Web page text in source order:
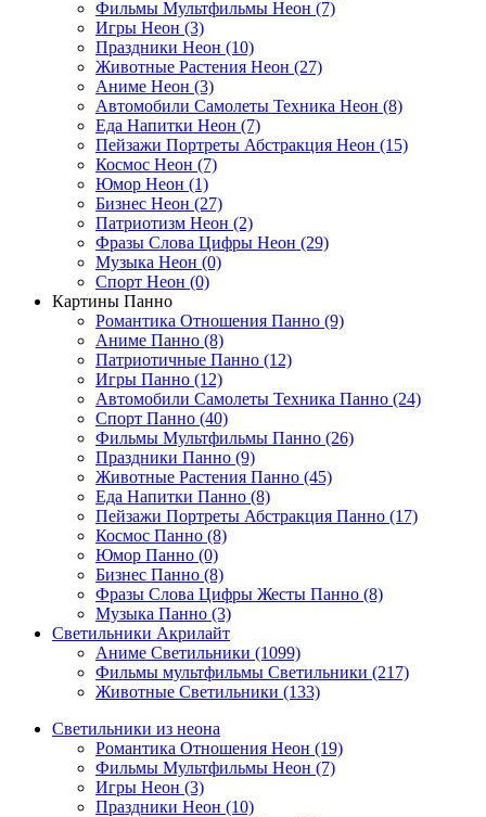
Фильмы Мультфильмы Неон (7)
Игры Неон (3)
Праздники Неон (10)
Животные Растения Неон (27)
Аниме Неон (3)
Автомобили Самолеты Техника Неон (8)
Еда Напитки Неон (7)
Пейзажи Портреты Абстракция Неон (15)
Космос Неон (7)
Юмор Неон (1)
Бизнес Неон (27)
Патриотизм Неон (2)
Фразы Слова Цифры Неон (29)
Музыка Неон (0)
Спорт Неон (0)
Картины Панно
Романтика Отношения Панно (9)
Аниме Панно (8)
Патриотичные Панно (12)
Игры Панно (12)
Автомобили Самолеты Техника Панно (24)
Спорт Панно (40)
Фильмы Мультфильмы Панно (26)
Праздники Панно (9)
Животные Растения Панно (45)
Еда Напитки Панно (8)
Пейзажи Портреты Абстракция Панно (17)
Космос Панно (8)
Юмор Панно (0)
Бизнес Панно (8)
Фразы Слова Цифры Жесты Панно (8)
Музыка Панно (3)
Светильники Акрилайт
Аниме Светильники (1099)
Фильмы мультфильмы Светильники (217)
Животные Светильники (133)
Светильники из неона
Романтика Отношения Неон (19)
Фильмы Мультфильмы Неон (7)
Игры Неон (3)
Праздники Неон (10)